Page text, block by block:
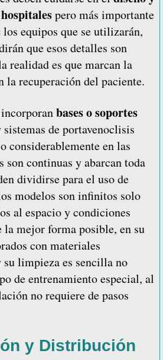
pero más importante
equipos que se utilizarán,
que esos detalles son
realidad es que marcan la
la recuperación del paciente.
bases o soportes
sistemas de portavenoclisis
considerablemente en las
son continuas y abarcan toda
dividirse para el uso de
modelos son infinitos solo
al espacio y condiciones
la mejor forma posible, en su
con materiales
limpieza es sencilla no
de entrenamiento especial, al
no requiere de pasos
y Distribución